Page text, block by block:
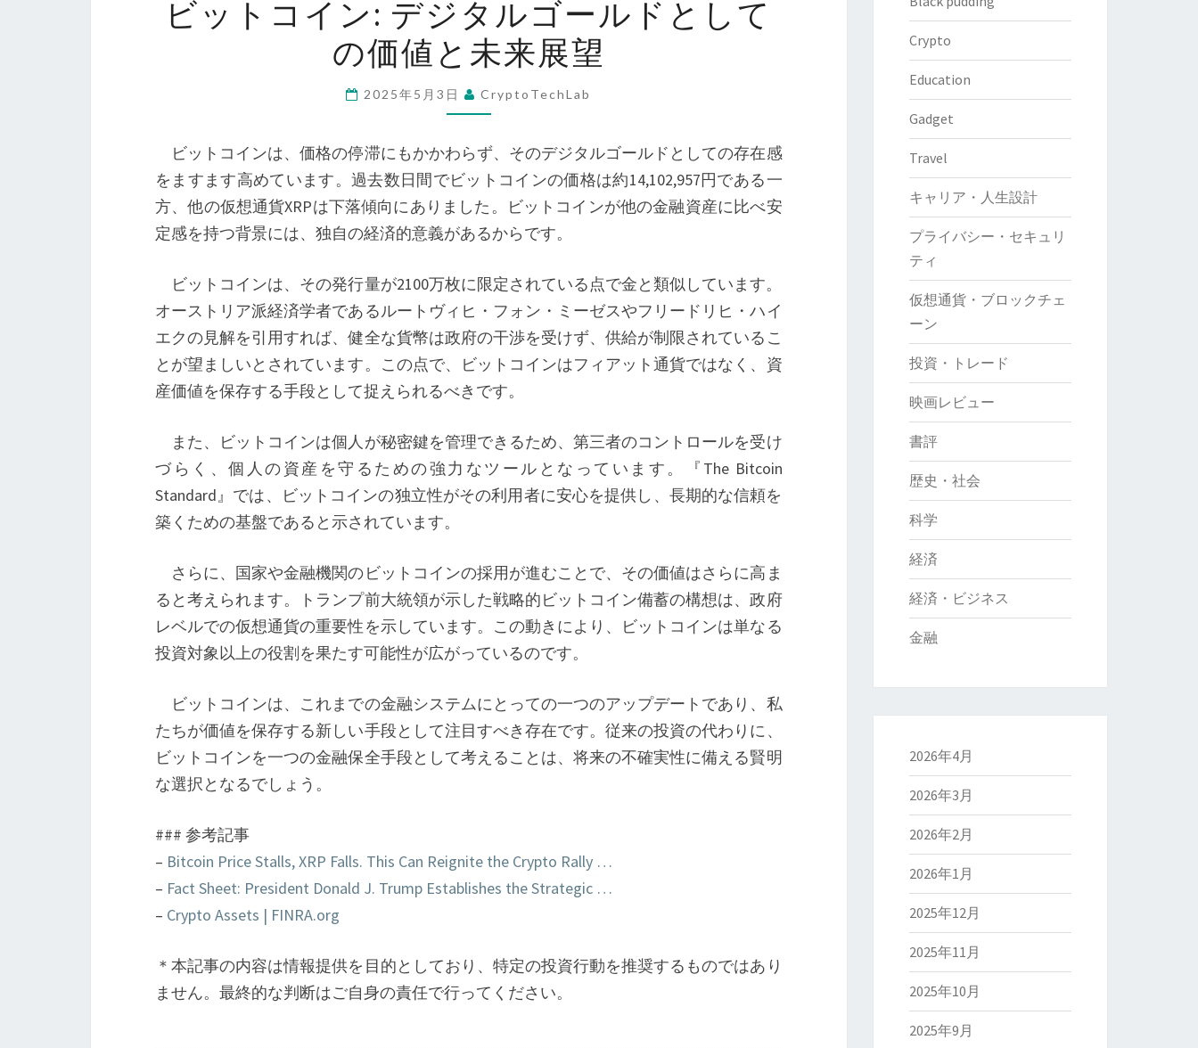
ッ
ト
コ
イ
デ
ジ
タ
ル
ー
ル
ド
と
し
の
価
値
来
展
望
ビットコイン: デジタルゴールドとして
の価値と未来展望
2025年5月3日 CryptoTechLab
ビットコインは、価格の停滞にもかかわらず、そのデジタルゴールドとしての存在感
をますます高めています。過去数日間でビットコインの価格は約14,102,957円である一
方、他の仮想通貨XRPは下落傾向にありました。ビットコインが他の金融資産に比べ安
定感を持つ背景には、独自の経済的意義があるからです。
ビットコインは、その発行量が2100万枚に限定されている点で金と類似しています。
オーストリア派経済学者であるルートヴィヒ・フォン・ミーゼスやフリードリヒ・ハイ
エクの見解を引用すれば、健全な貨幣は政府の干渉を受けず、供給が制限されているこ
とが望ましいとされています。この点で、ビットコインはフィアット通貨ではなく、資
産価値を保存する手段として捉えられるべきです。
また、ビットコインは個人が秘密鍵を管理できるため、第三者のコントロールを受け
づらく、個人の資産を守るための強力なツールとなっています。『The Bitcoin
Standard』では、ビットコインの独立性がその利用者に安心を提供し、長期的な信頼を
築くための基盤であると示されています。
さらに、国家や金融機関のビットコインの採用が進むことで、その価値はさらに高ま
ると考えられます。トランプ前大統領が示した戦略的ビットコイン備蓄の構想は、政府
レベルでの仮想通貨の重要性を示しています。この動きにより、ビットコインは単なる
投資対象以上の役割を果たす可能性が広がっているのです。
ビットコインは、これまでの金融システムにとっての一つのアップデートであり、私
たちが価値を保存する新しい手段として注目すべき存在です。従来の投資の代わりに、
ビットコインを一つの金融保全手段として考えることは、将来の不確実性に備える賢明
な選択となるでしょう。
### 参考記事
– Bitcoin Price Stalls, XRP Falls. This Can Reignite the Crypto Rally …
– Fact Sheet: President Donald J. Trump Establishes the Strategic …
– Crypto Assets | FINRA.org
＊本記事の内容は情報提供を目的としており、特定の投資行動を推奨するものではあり
ません。最終的な判断はご自身の責任で行ってください。
Crypto
Education
Gadget
Travel
キャリア・人生設計
プライバシー・セキュリ
ティ
仮想通貨・ブロックチェ
ーン
投資・トレード
映画レビュー
書評
歴史・社会
科学
経済
経済・ビジネス
金融
2026年4月
2026年3月
2026年2月
2026年1月
2025年12月
2025年11月
2025年10月
2025年9月